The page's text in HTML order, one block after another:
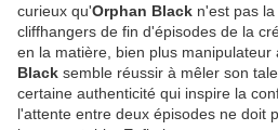
curieux qu'Orphan Black n'est pas
cliffhangers de fin d'épisodes de la
en la matière, bien plus manipulateur
Black semble réussir à mêler son
certaine authenticité qui inspire la
l'attente entre deux épisodes ne doit